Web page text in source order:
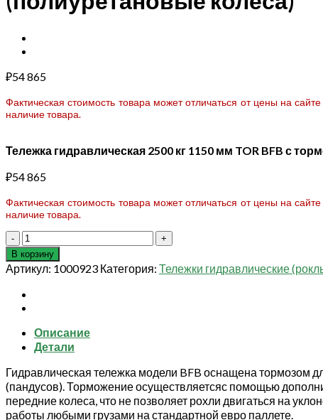
₽54 865
Фактическая стоимость товара может отличаться от цены на
наличие товара.
Тележка гидравлическая 2500 кг 1150 мм TOR BFB с
₽54 865
Фактическая стоимость товара может отличаться от цены на
наличие товара.
Количество
товара
Тележка
гидравлическая
2500
кг
мм
TOR
с
тормозом
(полиуретановые
В корзину
Артикул: 1000923 Категория: Тележки гидравлические
Описание
Детали
Гидравлическая тележка модели BFB оснащена тормозом
(пандусов). Торможение осуществляетсяс помощью
передние колеса, что не позволяет рохли двигаться на
работы любыми грузами на стандартной евро паллете.